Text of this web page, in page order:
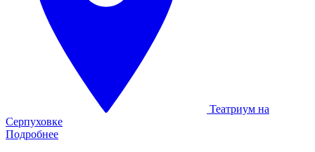
Театриум на
Серпуховке
Подробнее